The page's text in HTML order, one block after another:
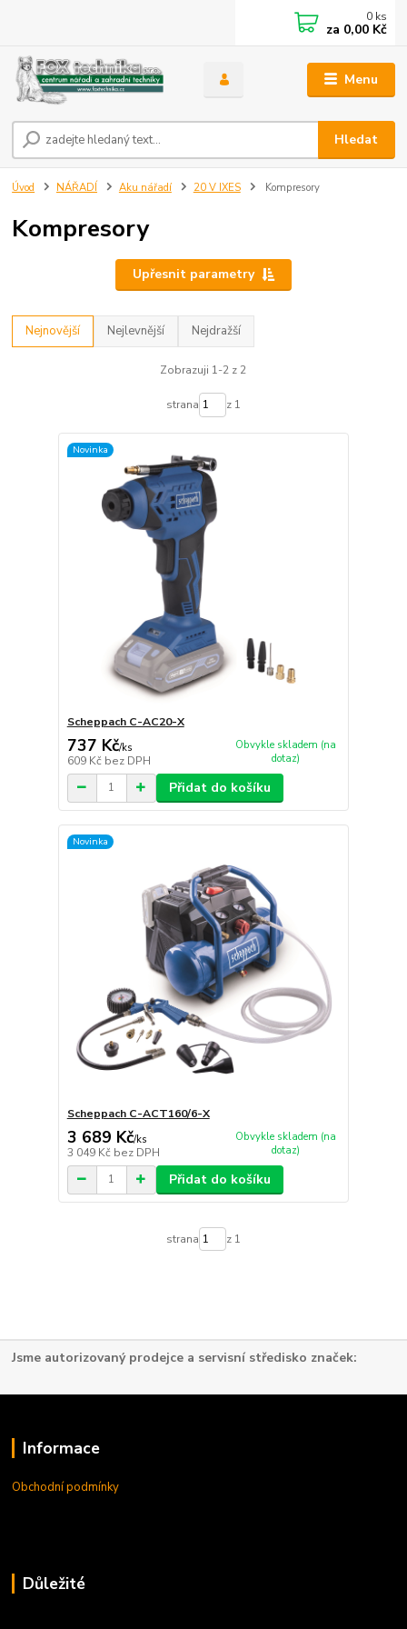
Menu
Hledat
0 ks
za 0,00 Kč
Úvod NÁŘADÍ Aku nářadí 20 V IXES Kompresory
Kompresory
Upřesnit parametry
Nejnovější Nejlevnější Nejdražší
Zobrazuji 1-2 z 2
strana z 1
Novinka
Scheppach C-AC20-X
737 Kč/ks
609 Kč bez DPH
Obvykle skladem (na
dotaz)
Přidat do košíku
Novinka
Scheppach C-ACT160/6-X
3 689 Kč/ks
3 049 Kč bez DPH
Obvykle skladem (na
dotaz)
Přidat do košíku
strana z 1
Jsme autorizovaný prodejce a servisní středisko značek:
Informace
Obchodní podmínky
Důležité